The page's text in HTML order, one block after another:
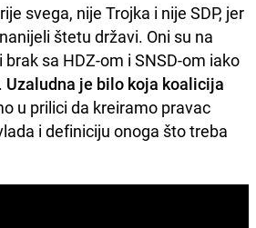
svega, nije Trojka i nije SDP, jer
štetu državi. Oni su na
sa HDZ-om i SNSD-om iako
Uzaludna je bilo koja koalicija
u prilici da kreiramo pravac
i definiciju onoga što treba